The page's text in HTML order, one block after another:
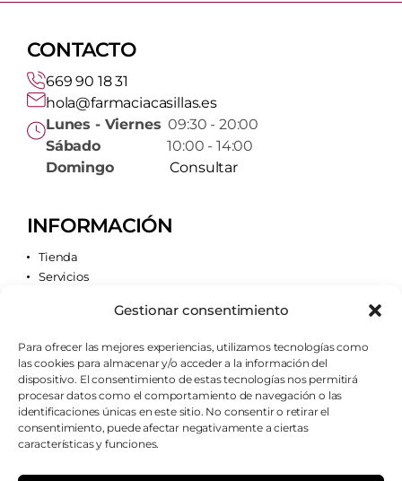
Gestionar consentimiento
Para ofrecer las mejores experiencias, utilizamos tecnologías como
las cookies para almacenar y/o acceder a la información del
dispositivo. El consentimiento de estas tecnologías nos permitirá
procesar datos como el comportamiento de navegación o las
identificaciones únicas en este sitio. No consentir o retirar el
consentimiento, puede afectar negativamente a ciertas
características y funciones.
CONTACTO
669 90 18 31
hola@farmaciacasillas.es
Lunes - Viernes 09:30 - 20:00
Sábado10:00 - 14:00
Domingo
Consultar
INFORMACIÓN
Tienda
Servicios
Quiénes somos
AVISOS LEGALES
Aviso legal
Política de cookies
Política de privacidad